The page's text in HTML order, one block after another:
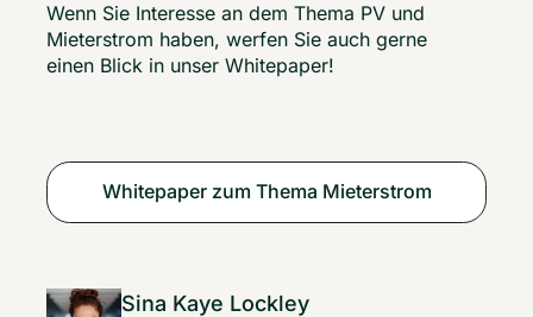
Wenn Sie Interesse an dem Thema PV und
Mieterstrom haben, werfen Sie auch gerne
einen Blick in unser Whitepaper!
Whitepaper zum Thema Mieterstrom
Sina Kaye Lockley